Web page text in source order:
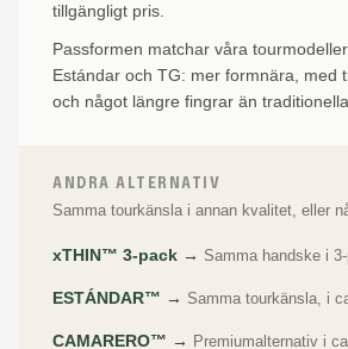
tillgängligt pris.
Passformen matchar våra
Estándar och TG: mer formnära, med
och något längre fingrar än
ANDRA ALTERNATIV
Samma tourkänsla i annan kvalitet, eller
xTHIN™ 3-pack → Samma handske i
ESTÁNDAR™ → Samma tourkänsla, i
CAMARERO™ → Premiumalternativ i